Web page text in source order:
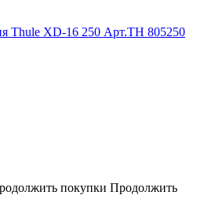
Thule XD-16 250 Арт.TH 805250
покупки Продолжить